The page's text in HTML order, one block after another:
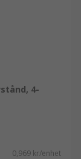
4-
0,969 kr/enhet